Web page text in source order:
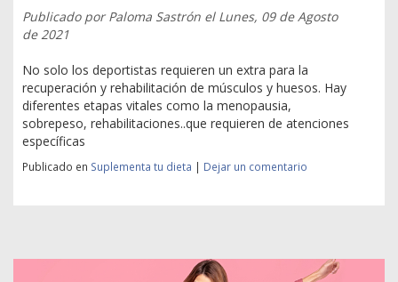
Publicado porPaloma Sastrón el Lunes, 09 de Agosto
de 2021
No solo los deportistas requieren un extra para la
recuperación y rehabilitación de músculos y huesos. Hay
diferentes etapas vitales como la menopausia,
sobrepeso, rehabilitaciones..que requieren de atenciones
específicas
Publicado en Suplementa tu dieta | Dejar un comentario